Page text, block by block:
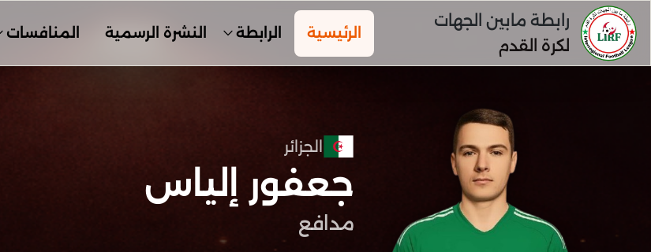
رابطة مابين الجهات
لكرة القدم
الرئيسية الرابطة النشرة الرسمية المنافسات
الجزائر
جعفور إلياس
مدافع